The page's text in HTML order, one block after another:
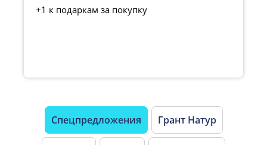
+1 к подаркам за покупку
Спецпредложения Грант Натур